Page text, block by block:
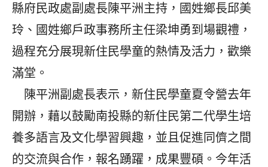
縣府民政處副處長陳平洲主持，國姓鄉長邱美
玲、國姓鄉戶政事務所主任梁坤勇到場觀禮，
過程充分展現新住民學童的熱情及活力，歡樂
滿堂。
陳平洲副處長表示，新住民學童夏令營去年
開辦，藉以鼓勵南投縣的新住民第二代學生培
養多語言及文化學習興趣，並且促進同儕之間
的交流與合作，報名踴躍，成果豐碩。今年活